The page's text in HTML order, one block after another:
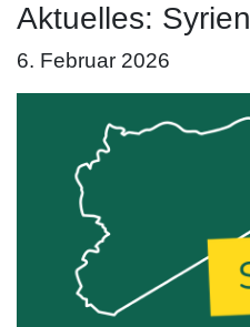
Aktuelles: Syrien
6. Februar 2026